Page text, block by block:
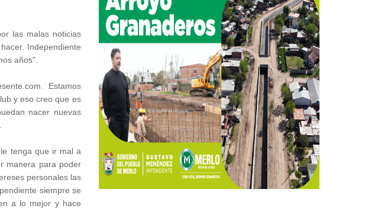
las malas noticias
Independiente
años".
Estamos
y eso creo que es
nacer nuevas
tenga que ir mal a
manera para poder
personales las
siempre se
a lo mejor y hace